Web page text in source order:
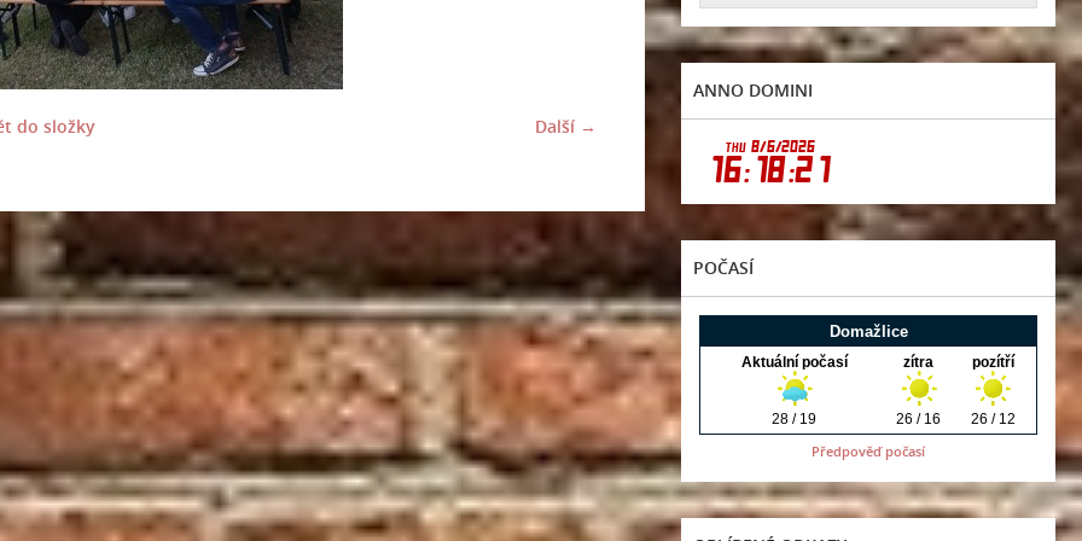
Další →
do složky
ANNO DOMINI
POČASÍ
Předpověď počasí